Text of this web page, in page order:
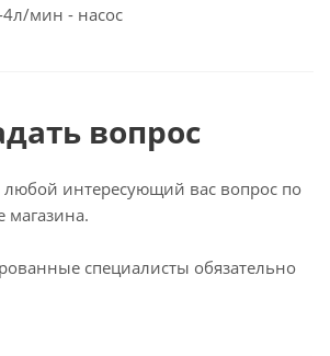
мин - насос
вопрос
любой интересующий вас вопрос по
магазина.
специалисты обязательно